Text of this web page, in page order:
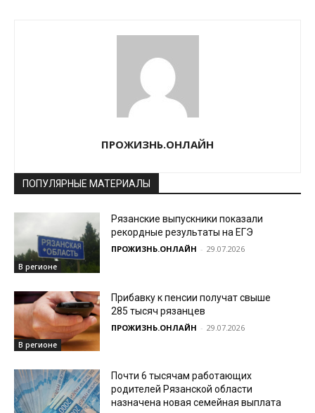
ПРОЖИЗНЬ.ОНЛАЙН
ПОПУЛЯРНЫЕ МАТЕРИАЛЫ
В регионе
Рязанские выпускники показали
рекордные результаты на ЕГЭ
ПРОЖИЗНЬ.ОНЛАЙН - 29.07.2026
В регионе
Прибавку к пенсии получат свыше
285 тысяч рязанцев
ПРОЖИЗНЬ.ОНЛАЙН - 29.07.2026
Почти 6 тысячам работающих
родителей Рязанской области
назначена новая семейная выплата